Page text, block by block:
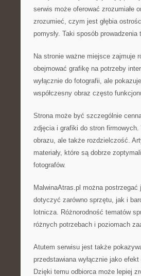
serwis może oferować zrozumiałe
zrozumieć, czym jest głębia
pomysły. Taki sposób
Na stronie ważne miejsce zajmuje
obejmować grafikę na potrzeby
wyłącznie do fotografii, ale
współczesny obraz często
Strona może być szczególnie
zdjęcia i grafiki do stron
obrazu, ale także rozdzielczość.
materiały, które są dobrze
fotografów.
MalwinaAtras.pl można
dotyczyć zarówno sprzętu, jak i
lotnicza. Różnorodność tematów
różnych potrzebach i poziomach
Atutem serwisu jest także
przedstawiana wyłącznie jako
Dzięki temu odbiorca może lepiej